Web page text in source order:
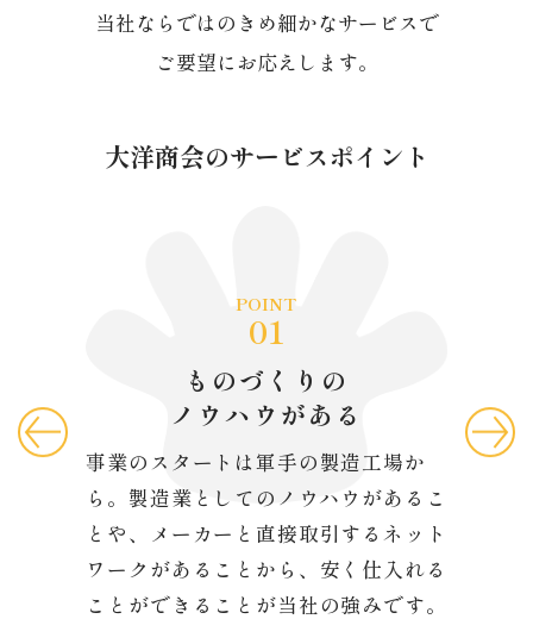
当社ならではのきめ細かなサービスで
ご要望にお応えします。
大洋商会のサービスポイント
のほ
POINT
01
ものづくりの
ノウハウがある
事業のスタートは軍手の製造工場か
ら。製造業としてのノウハウがあるこ
とや、メーカーと直接取引するネット
ワークがあることから、安く仕入れる
ことができることが当社の強みです。
当社